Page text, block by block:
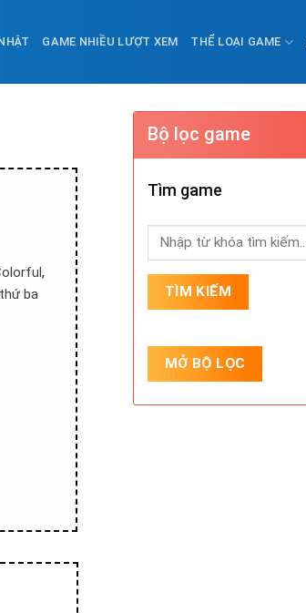
GAME NHIỀU LƯỢT XEM THỂ LOẠI GAME
,
ba
Bộ lọc game
Tìm game